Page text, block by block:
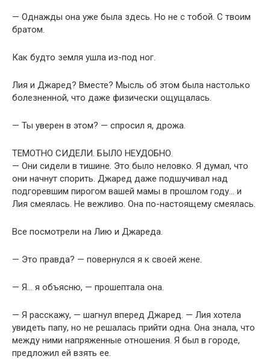
— Однажды она уже была здесь. Но не с тобой. С твоим
братом.
Как будто земля ушла из-под ног.
Лия и Джаред? Вместе? Мысль об этом была настолько
болезненной, что даже физически ощущалась.
— Ты уверен в этом? — спросил я, дрожа.
ТЕМОТНО СИДЕЛИ. БЫЛО НЕУДОБНО.
— Они сидели в тишине. Это было неловко. Я думал, что
они начнут спорить. Джаред даже подшучивал над
подгоревшим пирогом вашей мамы в прошлом году… и
Лия смеялась. Не вежливо. Она по-настоящему смеялась.
Все посмотрели на Лию и Джареда.
— Это правда? — повернулся я к своей жене.
— Я… я объясню, — прошептала она.
— Я расскажу, — шагнул вперед Джаред. — Лия хотела
увидеть папу, но не решалась прийти одна. Она знала, что
между ними напряженные отношения. Я был в городе,
предложил ей взять ее.